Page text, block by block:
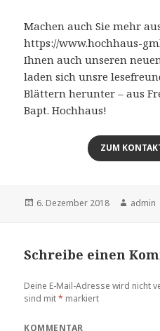
Machen auch Sie mehr
https://www.hochhaus-
Ihnen auch unseren
laden sich unsre
Blättern herunter – aus
Bapt. Hochhaus!
ZUM
Veröffentlicht
6. Dezember 2018 Autor
admin
Schreibe einen
Deine E-Mail-Adresse wird nicht
sind mit* markiert
KOMMENTAR